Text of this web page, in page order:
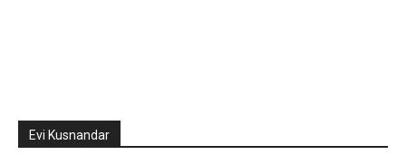
Evi Kusnandar